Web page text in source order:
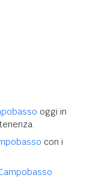
oggi in
con i